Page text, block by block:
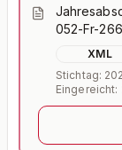
052-Fr-
XML
Stichtag: